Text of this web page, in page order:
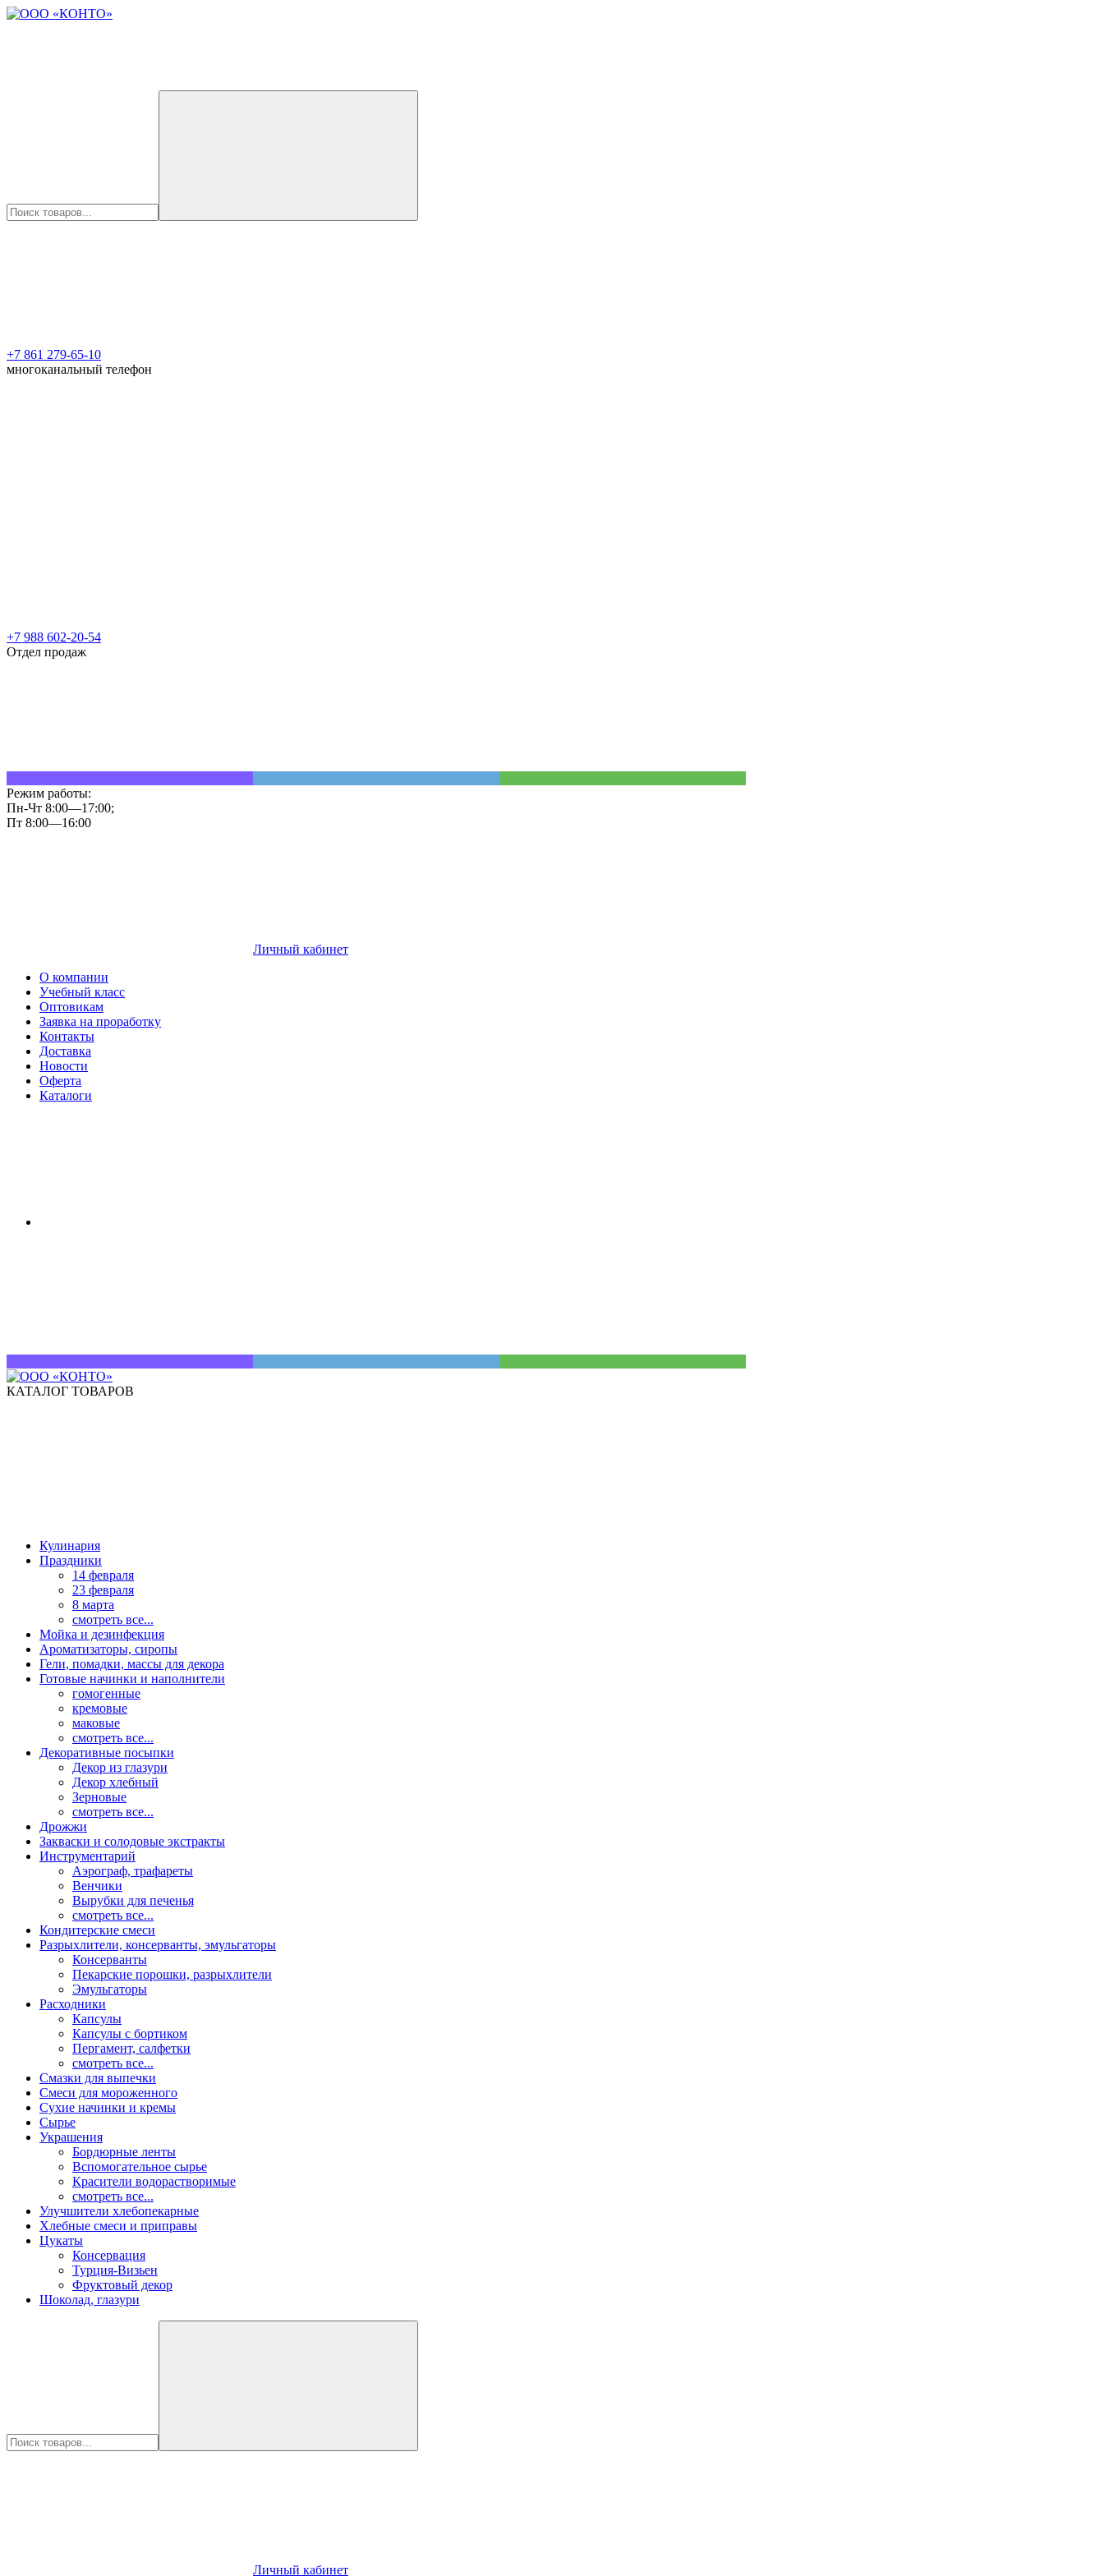
+7 861 279-65-10
многоканальный телефон
+7 988 602-20-54
Отдел продаж
Режим работы:
Пн-Чт 8:00—17:00;
Пт 8:00—16:00
Личный кабинет
О компании
Учебный класс
Оптовикам
Заявка на проработку
Контакты
Доставка
Новости
Оферта
Каталоги
КАТАЛОГ ТОВАРОВ
Кулинария
Праздники
14 февраля
23 февраля
8 марта
смотреть все...
Мойка и дезинфекция
Ароматизаторы, сиропы
Гели, помадки, массы для декора
Готовые начинки и наполнители
гомогенные
кремовые
маковые
смотреть все...
Декоративные посыпки
Декор из глазури
Декор хлебный
Зерновые
смотреть все...
Дрожжи
Закваски и солодовые экстракты
Инструментарий
Аэрограф, трафареты
Венчики
Вырубки для печенья
смотреть все...
Кондитерские смеси
Разрыхлители, консерванты, эмульгаторы
Консерванты
Пекарские порошки, разрыхлители
Эмульгаторы
Расходники
Капсулы
Капсулы с бортиком
Пергамент, салфетки
смотреть все...
Смазки для выпечки
Смеси для мороженного
Сухие начинки и кремы
Сырье
Украшения
Бордюрные ленты
Вспомогательное сырье
Красители водорастворимые
смотреть все...
Улучшители хлебопекарные
Хлебные смеси и приправы
Цукаты
Консервация
Турция-Визьен
Фруктовый декор
Шоколад, глазури
Личный кабинет